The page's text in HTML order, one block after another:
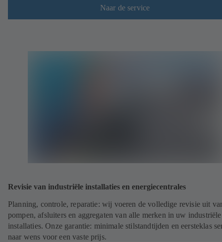
Naar de service
Revisie van industriële installaties en energiecentrales
Planning, controle, reparatie: wij voeren de volledige revisie uit
pompen, afsluiters en aggregaten van alle merken in uw industriële
installaties. Onze garantie: minimale stilstandtijden en eersteklas
naar wens voor een vaste prijs.